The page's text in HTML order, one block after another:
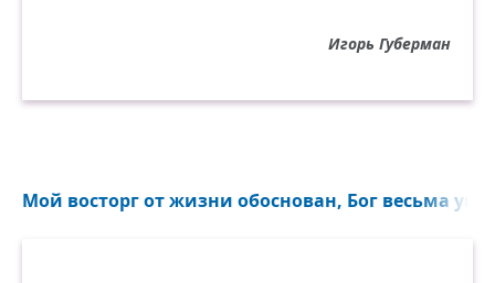
Игорь Губерман
Мой восторг от жизни обоснован, Бог весьма